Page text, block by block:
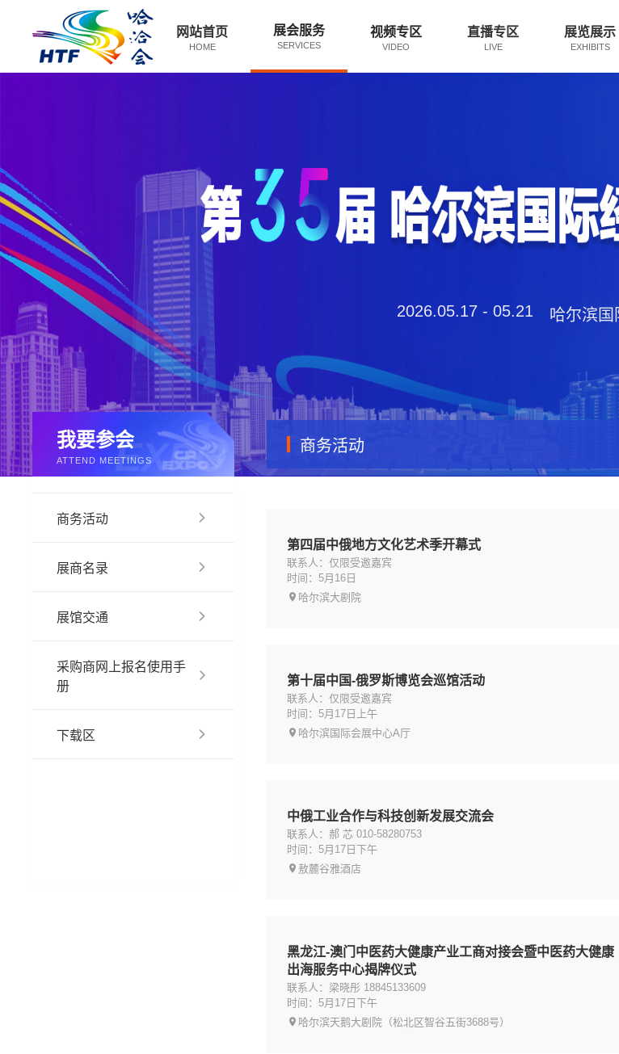
网站首页
HOME
展会服务
SERVICES
视频专区
VIDEO
直播专区
LIVE
展览展示
EXHIBITS
2026.05.17 - 05.21 哈尔滨国
我要参会
ATTEND MEETINGS
商务活动
商务活动
展商名录
展馆交通
采购商网上报名使用手
册
下载区
第四届中俄地方文化艺术季开幕式
联系人：仅限受邀嘉宾
时间：5月16日
哈尔滨大剧院
第十届中国-俄罗斯博览会巡馆活动
联系人：仅限受邀嘉宾
时间：5月17日上午
哈尔滨国际会展中心A厅
中俄工业合作与科技创新发展交流会
联系人：郝 芯 010-58280753
时间：5月17日下午
敖麓谷雅酒店
黑龙江-澳门中医药大健康产业工商对接会暨中医药大健康
出海服务中心揭牌仪式
联系人：梁晓彤 18845133609
时间：5月17日下午
哈尔滨天鹅大剧院（松北区智谷五街3688号）